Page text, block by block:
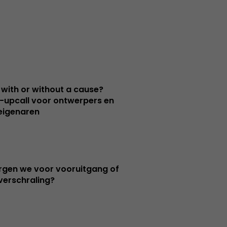
with or without a cause?
upcall voor ontwerpers en
we voor vooruitgang of